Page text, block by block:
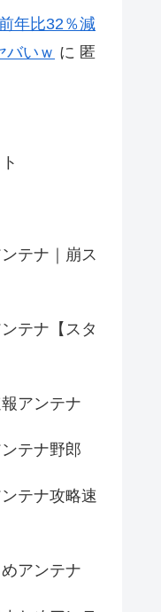
年比32％減
いｗ に 匿
テナ｜崩ス
テナ【スタ
アンテナ
テナ野郎
テナ攻略速
アンテナ